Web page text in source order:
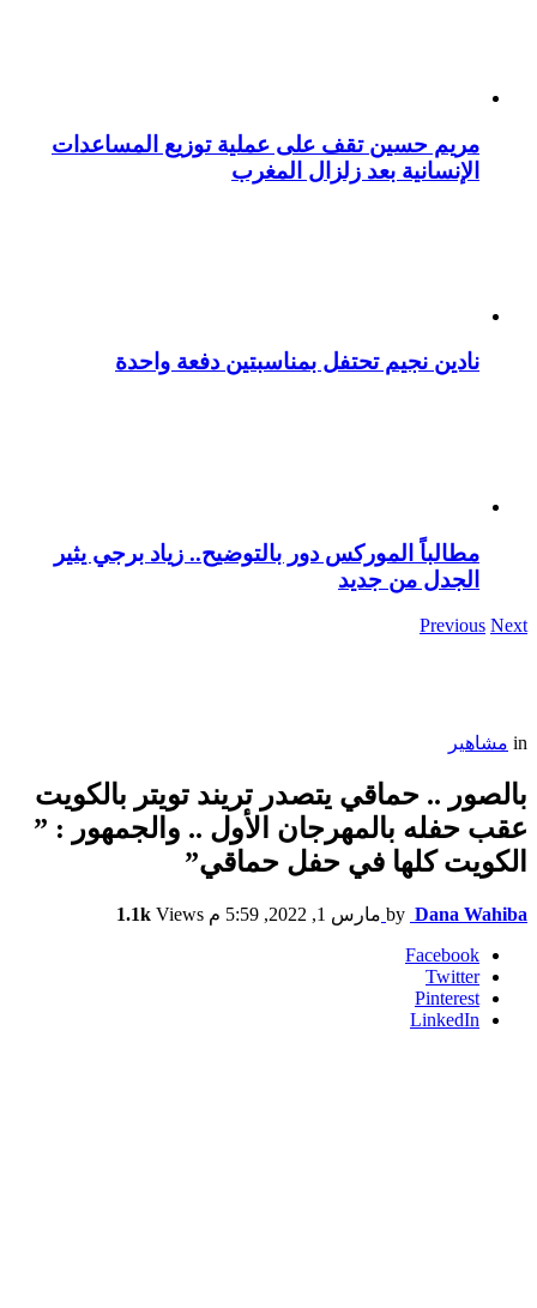
مريم حسين تقف على عملية توزيع المساعدات
الإنسانية بعد زلزال المغرب
نادين نجيم تحتفل بمناسبتين دفعة واحدة
مطالباً الموركس دور بالتوضيح.. زياد برجي يثير
الجدل من جديد
Previous Next
in مشاهير
بالصور .. حماقي يتصدر تريند تويتر بالكويت
عقب حفله بالمهرجان الأول .. والجمهور : ”
الكويت كلها في حفل حماقي”
by Dana Wahiba مارس 1, 2022, 5:59 م 1.1k Views
Facebook
Twitter
Pinterest
LinkedIn